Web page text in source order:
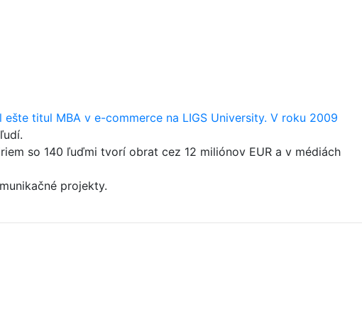
titul MBA v e-commerce na LIGS University. V roku 2009
so 140 ľuďmi tvorí obrat cez 12 miliónov EUR a v médiách
projekty.